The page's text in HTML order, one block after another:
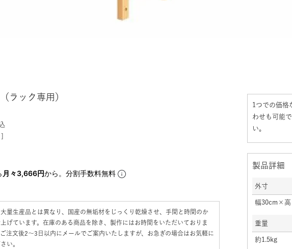
ラック専用）
月々3,666円から。分割手数料無料
量生産品とは異なり、国産の無垢材をじっくり乾燥させ、手間と時間のか
げています。在庫のある商品を除き、製作にはお時間をいただいておりま
注文後2〜3日以内にメールでご案内いたしますが、お急ぎの場合はお気軽に
い。
1つでの価格
わせも可能
い。
製品詳細
外寸
幅30cm×高
重量
約1.5kg